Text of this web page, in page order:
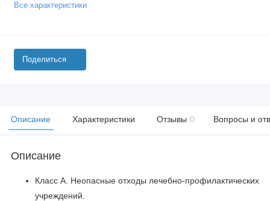
Все характеристики
Поделиться
Описание Характеристики Отзывы 0 Вопросы и
Описание
Класс А. Неопасные отходы лечебно-профилактических
учреждений.